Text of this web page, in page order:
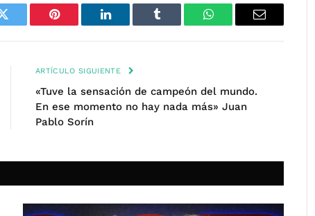
Twitter Pinterest LinkedIn Tumblr WhatsAppEmail
ARTÍCULO SIGUIENTE
«Tuve la sensación de campeón del mundo.
En ese momento no hay nada más» Juan
Pablo Sorín